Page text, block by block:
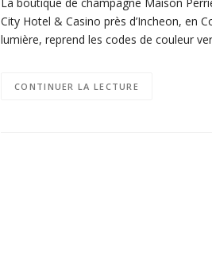
City Hotel & Casino près d’Incheon, en
lumière, reprend les codes de couleur
CONTINUER LA LECTURE